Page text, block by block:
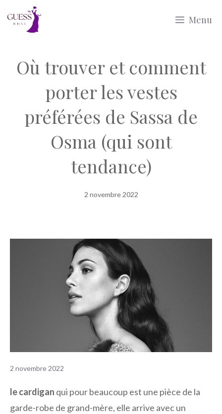
Menu
Où trouver et comment
porter les vestes
préférées de Sassa de
Osma (qui sont
tendance)
2 novembre 2022
2 novembre 2022
le cardigan qui pour beaucoup est une pièce de la
garde-robe de grand-mère, elle arrive avec un